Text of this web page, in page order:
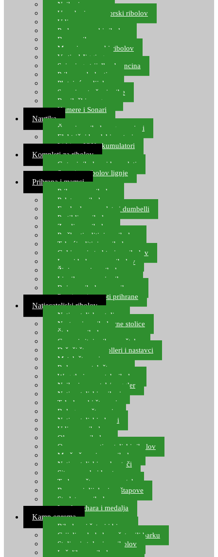
Najloni za more
Upredenice za morski ribolov
Udice za more
Perle za morski ribolov
Brum prihrana za more
Mamci za morski ribolov
Vertical Jigging
Spinning strijelke, brancina
Pribor za bolentino
Plutajuća odijela
Sonari za traženje ribe
Ronilački program
Kamere i Sonari
Nautika
Čamci za ribolov, gumenjaci
Električni brodski motori
Lithium ION akumulatori
Kompleti za ribolov
Gotovi ribolovni kompleti
Setovi za ribolov lignje
Prihrana i mamci
Prihrana za ribolov
Pelete za ribolov
Feeder lovne pelete i dumbelli
Partikli za ribolov
Zemlja za ribolov
Praškasti aditivi za ribolov
Tekući aditivi za ribolov
Gel i sprej atraktori za ribolov
Lovni kukuruz za ribolov
Živi mamci za ribolov
Ljepilo za crve i prihranu
Boje za ribolovnu prihranu
Provjereni recepti prihrane
Natjecateljski ribolov
Natjecateljske stolice
Nastavci za ribolovne stolice
Šteke za ribolov
Gume i sitni pribor za šteku
Držači štapova rolleri i nastavci
Match štapovi
Role za match štapove
Waggleri za match ribolov
Najloni za match/waggler
Natjecateljski najloni
Teleskopski štapovi
Bolognese štapovi
Natjecateljski plovci
Udice za ribolov
Olovo za ribolov
Oprema za natjecateljski ribolov
Mreže čuvarice za ribolov
Natjecateljski podmetači
Sito, posude i kante
Torbe za štapove – match
Rezervni dijelovi za štapove
Starlete za ribolov
Izrada pehara i medalja
Kamp oprema
Ribolovni šatori i bivvy
Grijalice, kuhala za šator ili barku
Stolice i stolovi za ribolov
Ležaljke za ribolov